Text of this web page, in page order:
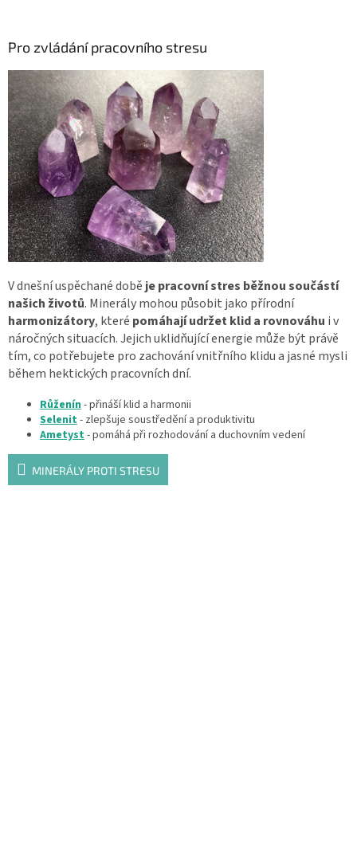
Pro zvládání pracovního stresu
V dnešní uspěchané době je pracovní stres běžnou součástí
našich životů. Minerály mohou působit jako přírodní
harmonizátory, které pomáhají udržet klid a rovnováhu i v
náročných situacích. Jejich uklidňující energie může být právě
tím, co potřebujete pro zachování vnitřního klidu a jasné mysli
během hektických pracovních dní.
Růženín - přináší klid a harmonii
Selenit- zlepšuje soustředění a produktivitu
Ametyst- pomáhá při rozhodování a duchovním vedení
MINERÁLY PROTI STRESU